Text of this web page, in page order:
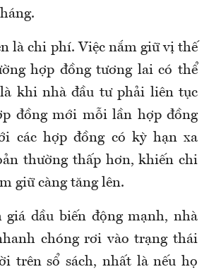
là chi phí. Việc nắm giữ vị thế
hợp đồng tương lai có thể
khi nhà đầu tư phải liên tục
đồng mới mỗi lần hợp đồng
các hợp đồng có kỳ hạn xa
thường thấp hơn, khiến chi
giữ càng tăng lên.
giá dầu biến động mạnh, nhà
chóng rơi vào trạng thái
trên sổ sách, nhất là nếu họ